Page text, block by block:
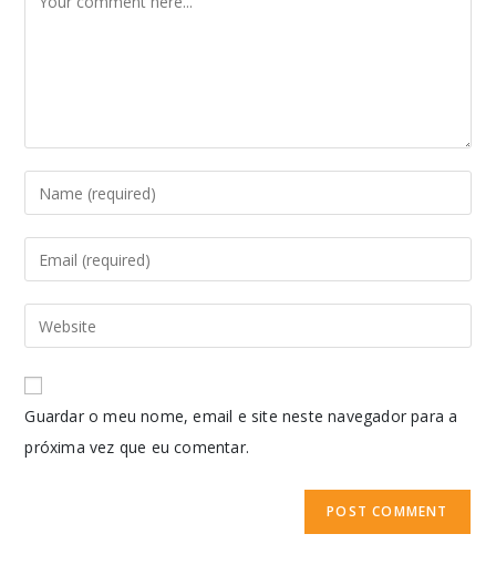
Guardar o meu nome, email e site neste navegador para a
próxima vez que eu comentar.